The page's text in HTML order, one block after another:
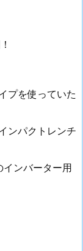
プを使っていた
ンパクトレンチ
ンバーター用